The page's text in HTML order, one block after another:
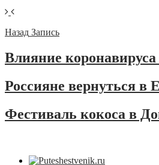
Назад Запись
Влияние
Россияне вернуться в
Фестиваль кокоса в